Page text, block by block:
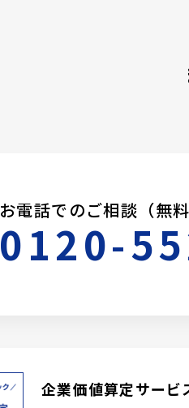
お電話でのご相談（無料
0120-
企業価値算定サービ